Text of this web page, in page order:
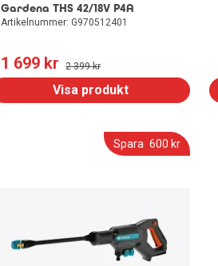
Gardena THS 42/18V P4A
Artikelnummer: G970512401
1 699 kr 2 399 kr
Visa produkt
Spara 600 kr